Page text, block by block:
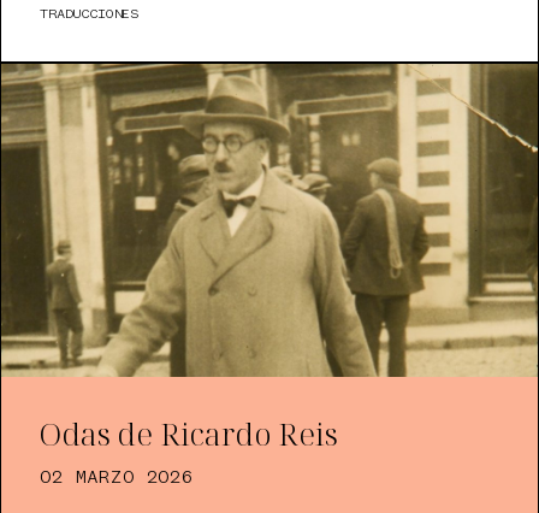
TRADUCCIONES
Odas de Ricardo Reis
02 MARZO 2026